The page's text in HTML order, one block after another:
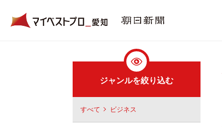
ジャンルを絞り込む
すべて ビジネス